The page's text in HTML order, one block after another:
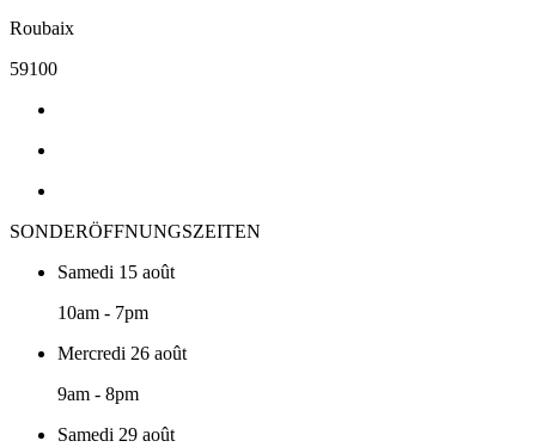
Roubaix
59100
SONDERÖFFNUNGSZEITEN
Samedi 15 août
10am - 7pm
Mercredi 26 août
9am - 8pm
Samedi 29 août